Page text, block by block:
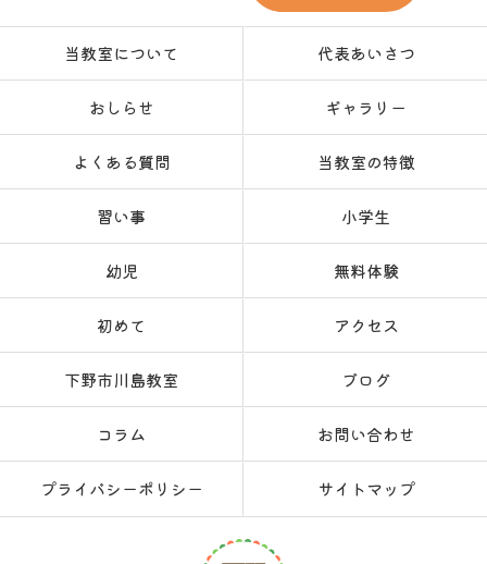
当教室について 代表あいさつ
おしらせ ギャラリー
よくある質問 当教室の特徴
習い事 小学生
幼児 無料体験
初めて アクセス
下野市川島教室 ブログ
コラム お問い合わせ
プライバシーポリシー サイトマップ